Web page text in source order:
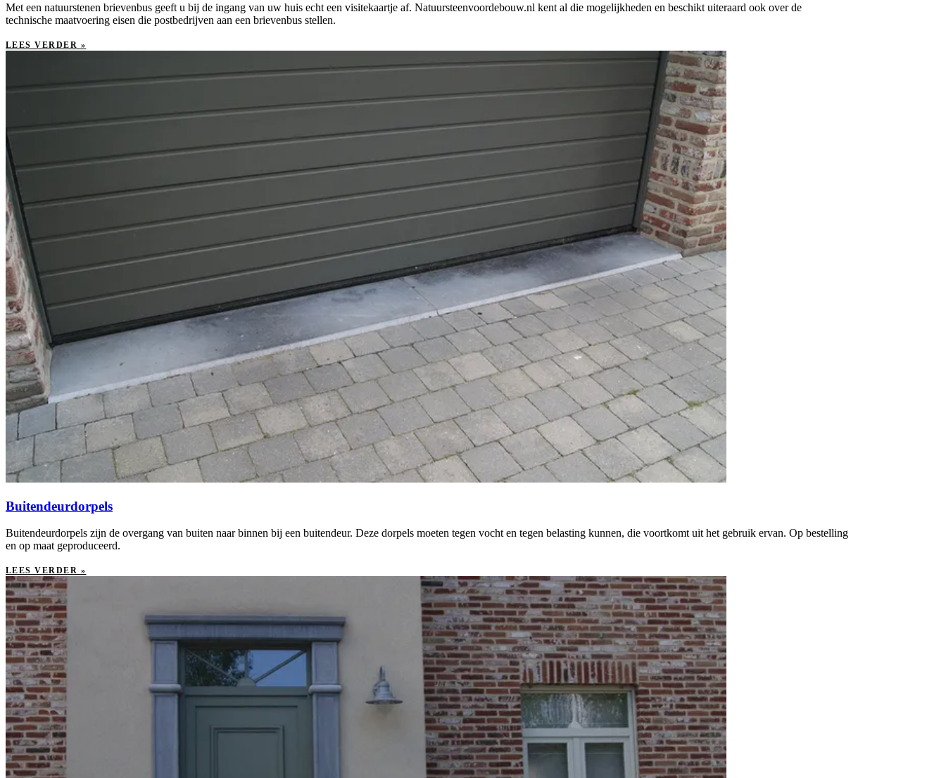
Met een natuurstenen brievenbus geeft u bij de ingang van uw huis echt een visitekaartje af. Natuursteenvoordebouw.nl kent al die mogelijkheden en beschikt uiteraard ook over de
technische maatvoering eisen die postbedrijven aan een brievenbus stellen.
LEES VERDER »
Buitendeurdorpels
Buitendeurdorpels zijn de overgang van buiten naar binnen bij een buitendeur. Deze dorpels moeten tegen vocht en tegen belasting kunnen, die voortkomt uit het gebruik ervan. Op bestelling
en op maat geproduceerd.
LEES VERDER »